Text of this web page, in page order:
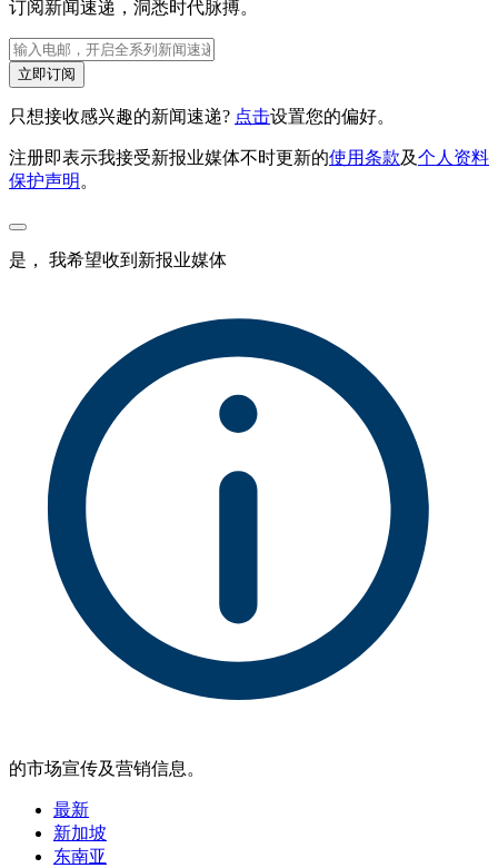
订阅新闻速递，洞悉时代脉搏。
立即订阅
只想接收感兴趣的新闻速递? 点击设置您的偏好。
注册即表示我接受新报业媒体不时更新的使用条款及个人资料
保护声明 。
是， 我希望收到新报业媒体
的市场宣传及营销信息。
最新
新加坡
东南亚